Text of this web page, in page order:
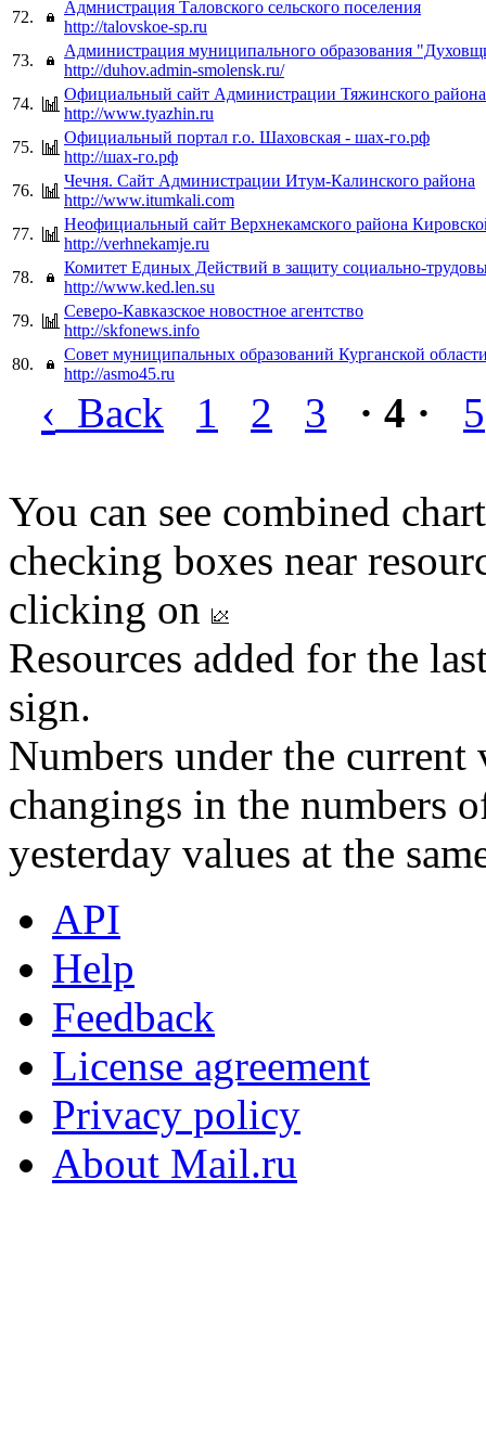
72.
Адмнистрация Таловского сельского поселения
http://talovskoe-sp.ru
73.
Администрация муниципального образования
http://duhov.admin-smolensk.ru/
74.
Официальный сайт Администрации Тяжинского района
http://www.tyazhin.ru
75.
Официальный портал г.о. Шаховская - шах-го.рф
http://шах-го.рф
76.
Чечня. Сайт Администрации Итум-Калинского района
http://www.itumkali.com
77.
Неофициальный сайт Верхнекамского района
http://verhnekamje.ru
78.
Комитет Единых Действий в защиту социально-
http://www.ked.len.su
79.
Северо-Кавказское новостное агентство
http://skfonews.info
80.
Совет муниципальных образований Курганской
http://asmo45.ru
‹ Back 1 2 3 · 4 · 5
You can see combined
checking boxes near
clicking on
Resources added for the
sign.
Numbers under the
changings in the numbers
yesterday values at the
API
Help
Feedback
License agreement
Privacy policy
About Mail.ru